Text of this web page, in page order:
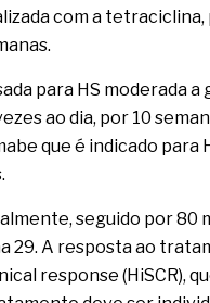
com a tetraciclina,
para HS moderada a
ao dia, por 10
que é indicado para
seguido por 80
29. A resposta ao
response (HiSCR),